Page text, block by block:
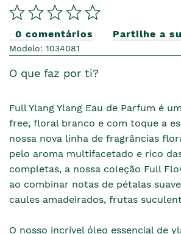
0 comentários Partilhe a
Modelo: 1034081
O que faz por ti?
Full Ylang Ylang Eau de Parfum é
free, floral branco e com toque a
nossa nova linha de fragrâncias
pelo aroma multifacetado e rico
completas, a nossa coleção Full
ao combinar notas de pétalas
caules amadeirados, frutas
O nosso incrível óleo essencial de